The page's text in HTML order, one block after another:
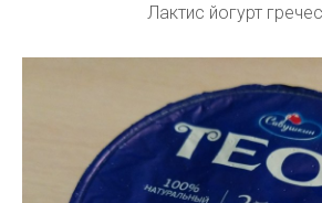
Лактис йогурт